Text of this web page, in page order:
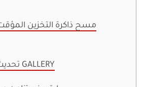
8. تحديث تطبيق GALLERY